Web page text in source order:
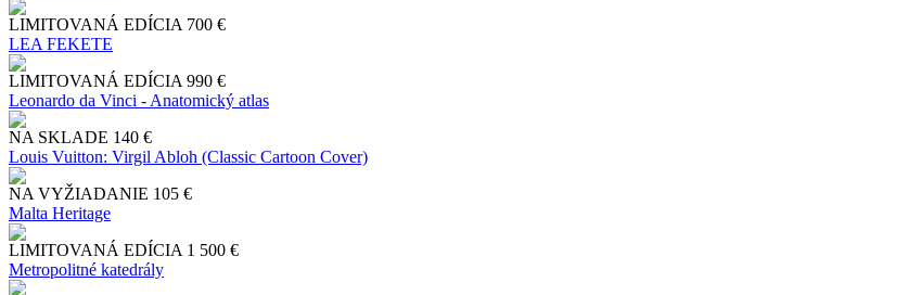
LIMITOVANÁ EDÍCIA 700 €
LEA FEKETE
LIMITOVANÁ EDÍCIA 990 €
Leonardo da Vinci - Anatomický atlas
NA SKLADE 140 €
Louis Vuitton: Virgil Abloh (Classic Cartoon Cover)
NA VYŽIADANIE 105 €
Malta Heritage
LIMITOVANÁ EDÍCIA 1 500 €
Metropolitné katedrály